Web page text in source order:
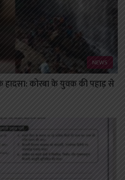
NEWS
हादसा: कोरबा के युवक की पहाड़ से